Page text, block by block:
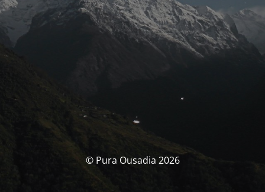
© Pura Ousadia 2026